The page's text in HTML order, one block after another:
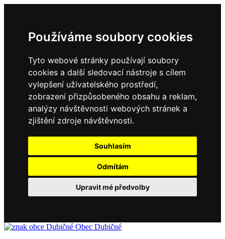
Používáme soubory cookies
Tyto webové stránky používají soubory
cookies a další sledovací nástroje s cílem
vylepšení uživatelského prostředí,
zobrazení přizpůsobeného obsahu a reklam,
analýzy návštěvnosti webových stránek a
zjištění zdroje návštěvnosti.
Souhlasím
Odmítám
Upravit mé předvolby
Obec Dubičné